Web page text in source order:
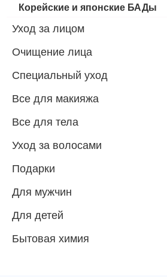
Корейские и японские БАДы
Уход за лицом
Очищение лица
Специальный уход
Все для макияжа
Все для тела
Уход за волосами
Подарки
Для мужчин
Для детей
Бытовая химия